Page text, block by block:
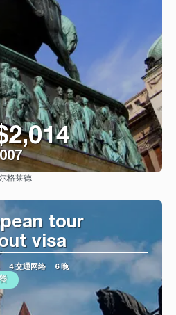
格莱德
tour
visa
4 交通网络 6 晚